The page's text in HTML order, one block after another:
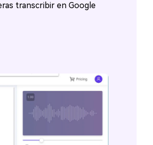
transcribir en Google